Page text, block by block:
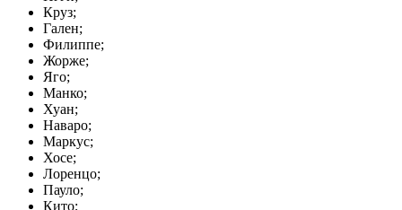
Круз;
Гален;
Филиппе;
Жорже;
Яго;
Манко;
Хуан;
Наваро;
Маркус;
Хосе;
Лоренцо;
Пауло;
Кито;